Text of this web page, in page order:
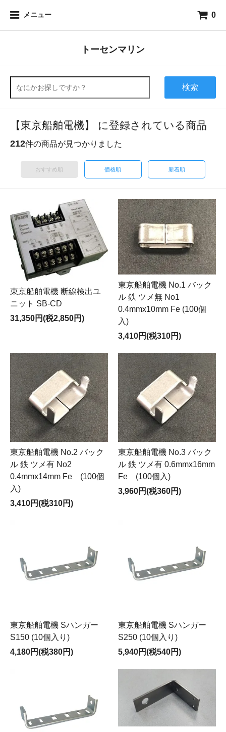
メニュー 0
トーセンマリン
検索
【東京船舶電機】 に登録されている商品
212件の商品が見つかりました
おすすめ順 価格順 新着順
東京船舶電機 断線検出ユ
ニット SB-CD
31,350円(税2,850円)
東京船舶電機 No.1 バック
ル 鉄 ツメ無 No1
0.4mmx10mm Fe (100個
入)
3,410円(税310円)
東京船舶電機 No.2 バック
ル 鉄 ツメ有 No2
0.4mmx14mm Fe (100個
入)
3,410円(税310円)
東京船舶電機 No.3 バック
ル 鉄 ツメ有 0.6mmx16mm
Fe (100個入)
3,960円(税360円)
東京船舶電機 Sハンガー
S150 (10個入り)
4,180円(税380円)
東京船舶電機 Sハンガー
S250 (10個入り)
5,940円(税540円)